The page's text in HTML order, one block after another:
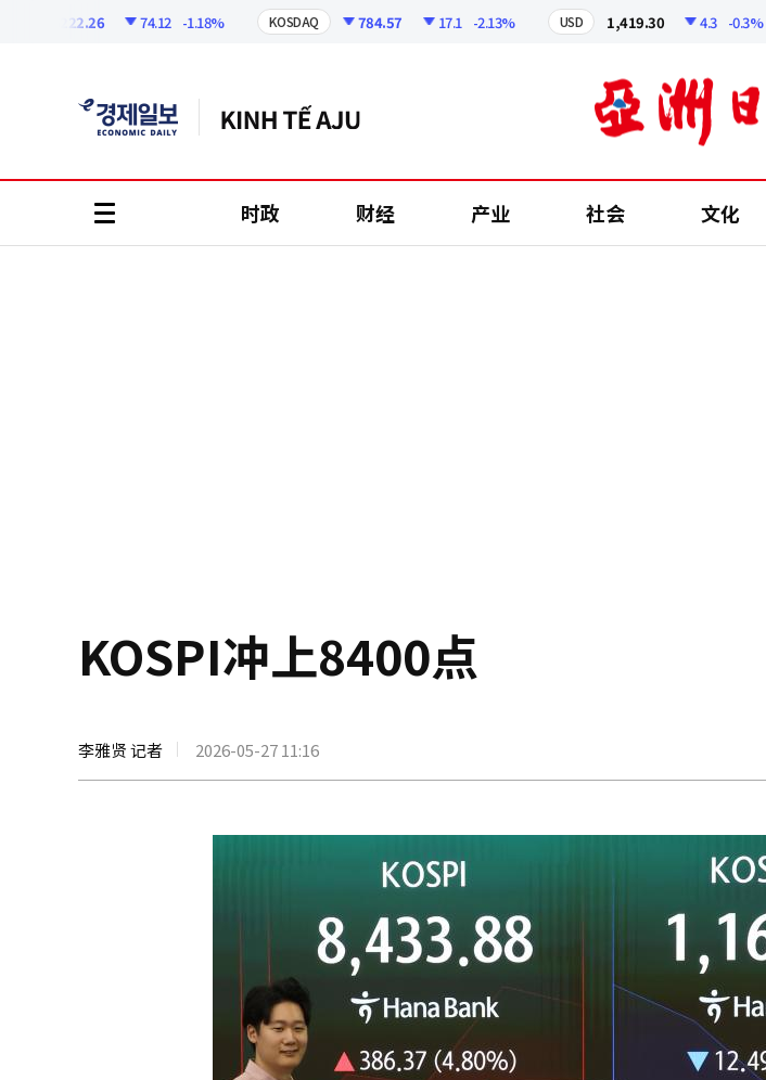
6222.26 74.12 -1.18% KOSDAQ 784.57 17.1 -2.13% USD 1,419.30 4.3 -0.3%
时政 财经 产业 社会 文化
KOSPI冲上8400点
李雅贤 记者 2026-05-27 11:16